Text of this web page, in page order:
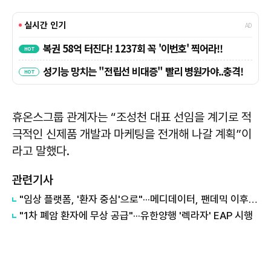
휴온스그룹 관계자는 “조성천 대표 선임을 계기로 적
극적인 신제품 개발과 마케팅을 전개해 나갈 계획”이
라고 말했다.
관련기사
"임상 플랫폼, '환자 중심'으로"···메디데이터, 팬데믹 이후 전략은
"1차 폐암 환자에 무상 공급"···유한양행 '렉라자' EAP 시행